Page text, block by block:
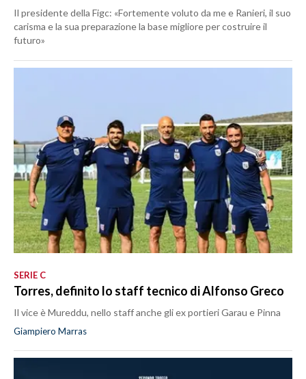
Il presidente della Figc: «Fortemente voluto da me e Ranieri, il suo
carisma e la sua preparazione la base migliore per costruire il
futuro»
SERIE C
Torres, definito lo staff tecnico di Alfonso Greco
Il vice è Mureddu, nello staff anche gli ex portieri Garau e Pinna
Giampiero Marras